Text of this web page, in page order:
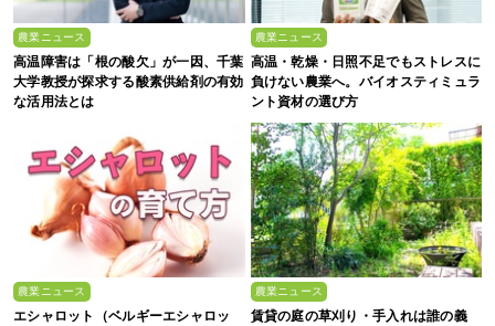
農業ニュース
高温障害は「根の酸欠」が一因、千葉
大学教授が探求する酸素供給剤の有効
な活用法とは
農業ニュース
高温・乾燥・日照不足でもストレスに
負けない農業へ。バイオスティミュラ
ント資材の選び方
農業ニュース
エシャロット（ベルギーエシャロッ
農業ニュース
賃貸の庭の草刈り・手入れは誰の義